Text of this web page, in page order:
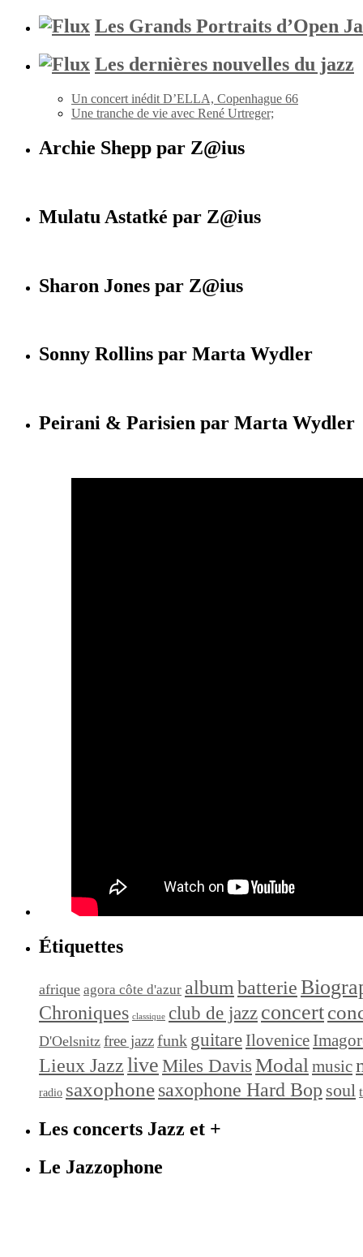
Les Grands Portraits d’Open
Les dernières nouvelles du jazz
Un concert inédit D’ELLA, Copenhague 66
Une tranche de vie avec René Urtreger;
Archie Shepp par Z@ius
Mulatu Astatké par Z@ius
Sharon Jones par Z@ius
Sonny Rollins par Marta Wydler
Peirani & Parisien par Marta Wydler
Étiquettes
afrique agora côte d'azur album batterie
Chroniques classique club de jazz concert
D'Oelsnitz free jazzfunk guitare Ilovenice
Lieux Jazzlive Miles Davis Modal music
radio saxophonesaxophone Hard Bop soul
Les concerts Jazz et +
Le Jazzophone